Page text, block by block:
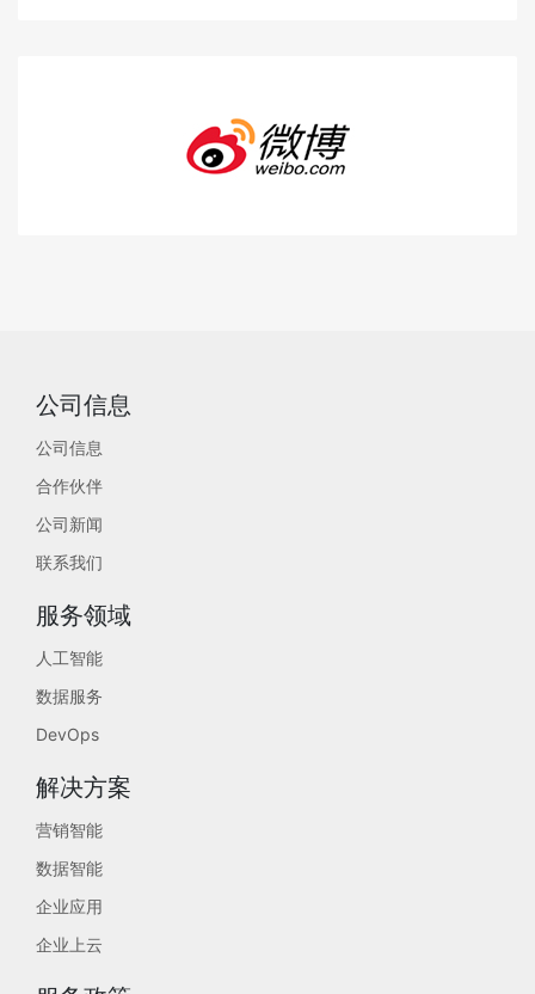
公司信息
公司信息
合作伙伴
公司新闻
联系我们
服务领域
人工智能
数据服务
DevOps
解决方案
营销智能
数据智能
企业应用
企业上云